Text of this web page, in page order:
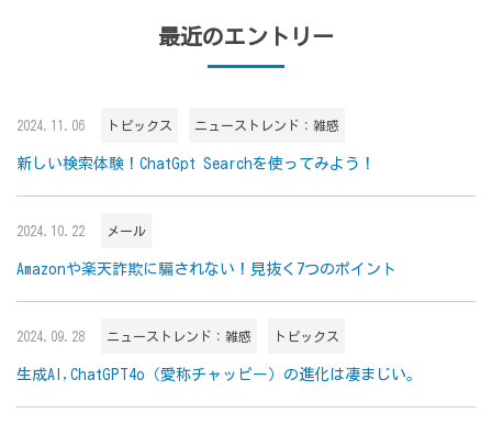
最近のエントリー
2024.11.06 トピックス ニューストレンド：雑感
新しい検索体験！ChatGpt Searchを使ってみよう！
2024.10.22 メール
Amazonや楽天詐欺に騙されない！見抜く7つのポイント
2024.09.28 ニューストレンド：雑感 トピックス
生成AI,ChatGPT4o（愛称チャッピー）の進化は凄まじい。